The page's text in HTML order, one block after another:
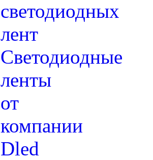
светодиодных
лент
Светодиодные
ленты
от
компании
Dled